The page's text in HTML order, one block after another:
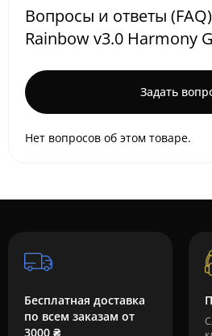
Вопросы и ответы
Rainbow v3.0 Harmony
Задать
Нет вопросов об этом товаре.
Бесплатная доставка
по всем заказам от
3000 ₴